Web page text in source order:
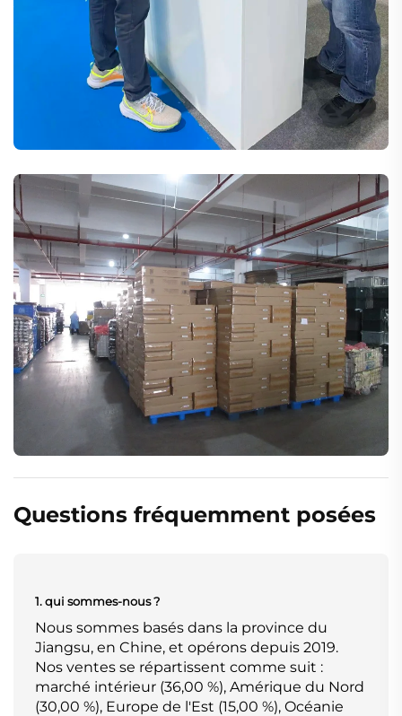
Questions fréquemment posées
1. qui sommes-nous ?
Nous sommes basés dans la province du
Jiangsu, en Chine, et opérons depuis 2019.
Nos ventes se répartissent comme suit :
marché intérieur (36,00 %), Amérique du Nord
(30,00 %), Europe de l'Est (15,00 %), Océanie